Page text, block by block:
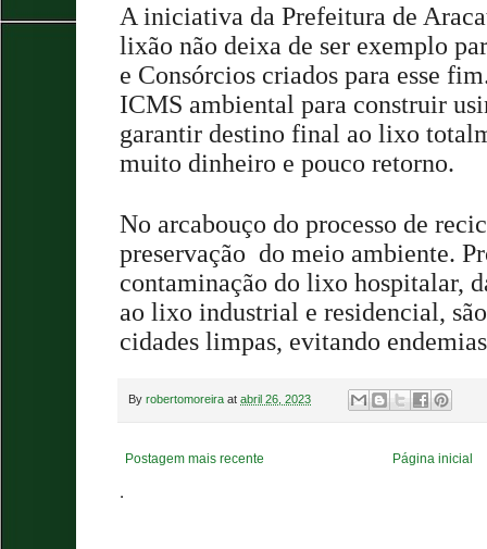
A iniciativa da Prefeitura de
lixão não deixa de ser exemplo
e Consórcios criados para esse
ICMS ambiental para construir
garantir destino final ao lixo
muito dinheiro e pouco retorno.
No arcabouço do processo de
preservação do meio ambiente. P
contaminação do lixo hospitalar,
ao lixo industrial e residencial,
cidades limpas, evitando
By robertomoreira at abril 26, 2023
Postagem mais recente Página inicial
.